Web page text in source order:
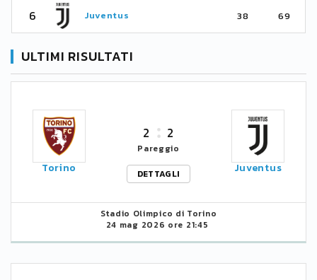
6 Juventus 38 69
ULTIMI RISULTATI
Torino
2 2
Pareggio
DETTAGLI
Juventus
Stadio Olimpico di Torino
24 mag 2026 ore 21:45